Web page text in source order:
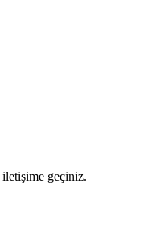
iletişime geçiniz.